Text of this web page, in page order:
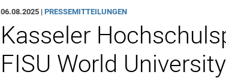
06.08.2025 |PRESSEMITTEILUNGEN
Kasseler
FISU World